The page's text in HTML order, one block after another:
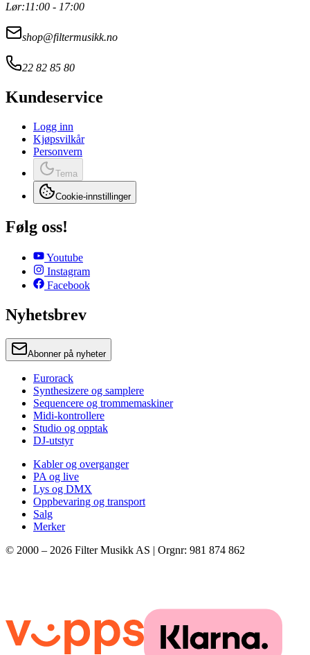
Lør:11:00 - 17:00
shop@filtermusikk.no
22 82 85 80
Kundeservice
Logg inn
Kjøpsvilkår
Personvern
Tema
Cookie-innstillinger
Følg oss!
Youtube
Instagram
Facebook
Nyhetsbrev
Abonner på nyheter
Eurorack
Synthesizere og samplere
Sequencere og trommemaskiner
Midi-kontrollere
Studio og opptak
DJ-utstyr
Kabler og overganger
PA og live
Lys og DMX
Oppbevaring og transport
Salg
Merker
© 2000 – 2026 Filter Musikk AS | Orgnr: 981 874 862